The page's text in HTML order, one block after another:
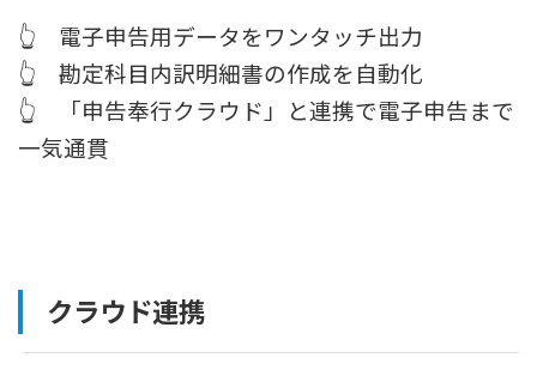
👆 電子申告用データをワンタッチ出力
👆 勘定科目内訳明細書の作成を自動化
👆 「申告奉行クラウド」と連携で電子申告まで
一気通貫
クラウド連携